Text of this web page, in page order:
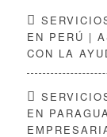
EN PERÚ |
CON LA
EN